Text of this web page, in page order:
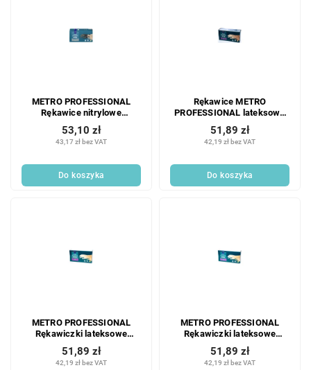
METRO PROFESSIONAL
Rękawice nitrylowe
bezpudrowe rozmiar M
czarne 100 szt.
43,17 zł bez VAT
53,10 zł
Do koszyka
Rękawice METRO
PROFESSIONAL lateksowe
bezpudrowe rozmiar XL 100
szt.
42,19 zł bez VAT
51,89 zł
Do koszyka
METRO PROFESSIONAL
Rękawiczki lateksowe
bezpudrowe rozmiar M 100
szt.
42,19 zł bez VAT
51,89 zł
METRO PROFESSIONAL
Rękawiczki lateksowe
bezpudrowe rozmiar L 100
szt.
42,19 zł bez VAT
51,89 zł